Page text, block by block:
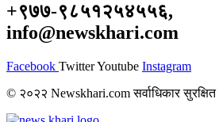
+९७७-९८५१२५४५५६,
info@newskhari.com
Facebook TwitterYoutube Instagram
© २०२२ Newskhari.com सर्वाधिकार सुरक्षित